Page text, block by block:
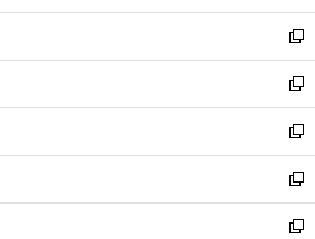
開
く
ウ
で
開
く
ン
ド
ウ
で
開
く
ウ
ィ
ン
ド
ウ
で
開
く
し
い
ウ
ィ
ン
ド
ウ
で
開
く
新
し
い
ウ
ィ
ン
ド
ウ
で
新
し
い
ウ
ィ
ン
ド
新
し
い
ウ
ィ
新
し
い
新